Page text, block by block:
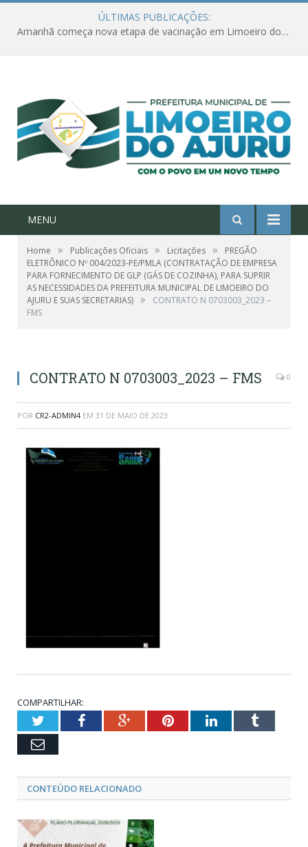
ÚLTIMAS PUBLICAÇÕES:
Amanhã começa nova etapa de vacinação em Limoeiro do Ajuru para idosos com 65 ou mais
MENU
Home » Publicações Oficiais » Licitações »
PREGÃO
ELETRÔNICO Nº 004/2023-PE/PMLA (CONTRATAÇÃO DE EMPRESA
PARA FORNECIMENTO DE GLP (GÁS DE COZINHA), PARA SUPRIR
AS NECESSIDADES DA PREFEITURA MUNICIPAL DE LIMOEIRO DO
AJURU E SUAS SECRETARIAS) »
CONTRATO N 0703003_2023 –
FMS
CONTRATO N 0703003_2023 – FMS 0
POR CR2-ADMIN4 EM 31 DE MAIO DE 2023
COMPARTILHAR:
TwitterFacebookGoogle+PinterestLinkedInTumblr
Email
CONTEÚDO RELACIONADO